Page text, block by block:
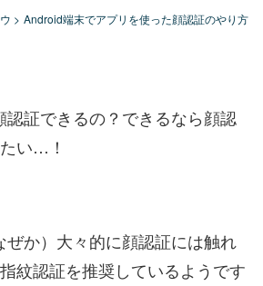
> Android端末でアプリを使った顔認証のやり方
認証できるの？できるなら顔認
い…！
ぜか）大々的に顔認証には触れ
紋認証を推奨しているようです